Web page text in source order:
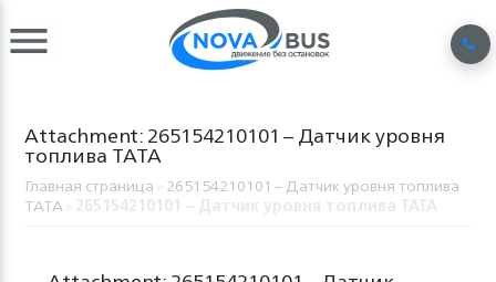
Attachment: 265154210101 – Датчик уровня
топлива TATA
Главная страница 265154210101 – Датчик уровня топлива
TATA